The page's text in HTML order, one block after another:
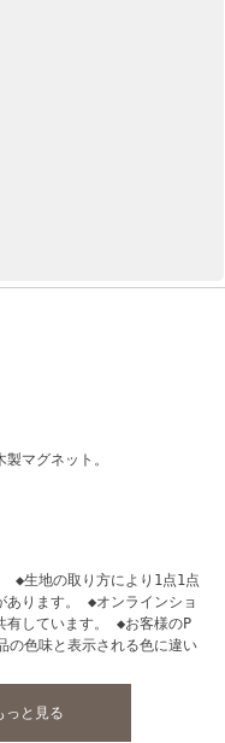
マグネット。
◆生地の取り方により1点1点
あります。 ◆オンラインショ
有しています。 ◆お客様のP
の色味と表示される色に違い
っと見る